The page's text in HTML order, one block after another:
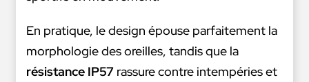
En pratique, le design épouse parfaitement la
morphologie des oreilles, tandis que la
résistance IP57 rassure contre intempéries et